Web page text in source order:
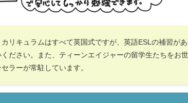
リキュラムはすべて英国式ですが、英語ESLの補習があ
ださい。また、ティーンエイジャーの留学生たちをお世
ラーが常駐しています。